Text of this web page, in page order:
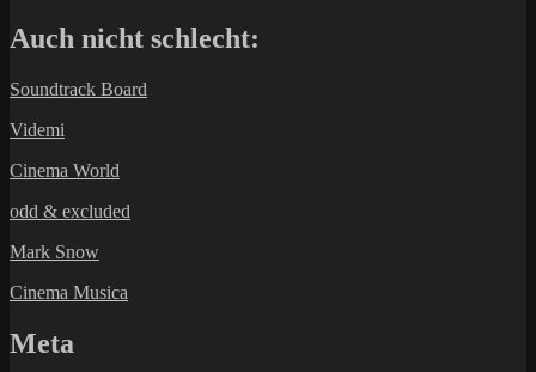
Auch nicht schlecht:
Soundtrack Board
Videmi
Cinema World
odd & excluded
Mark Snow
Cinema Musica
Meta